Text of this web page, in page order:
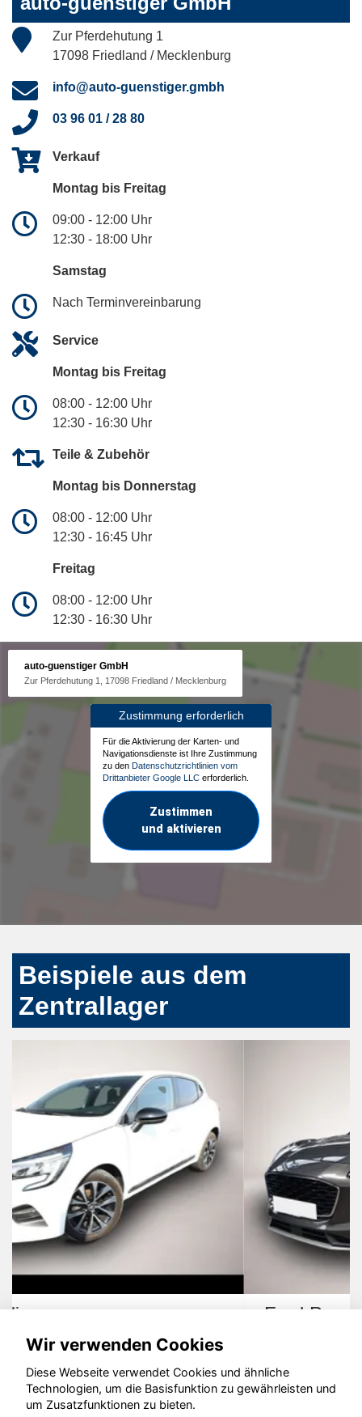
Zur Pferdehutung 1
17098 Friedland / Mecklenburg
info@auto-guenstiger.gmbh
03 96 01 / 28 80
Verkauf
Montag bis Freitag
09:00 - 12:00 Uhr
12:30 - 18:00 Uhr
Samstag
Nach Terminvereinbarung
Service
Montag bis Freitag
08:00 - 12:00 Uhr
12:30 - 16:30 Uhr
Teile & Zubehör
Montag bis Donnerstag
08:00 - 12:00 Uhr
12:30 - 16:45 Uhr
Freitag
08:00 - 12:00 Uhr
12:30 - 16:30 Uhr
auto-guenstiger GmbH
Zur Pferdehutung 1, 17098 Friedland / Mecklenburg
Zustimmung erforderlich
Für die Aktivierung der Karten- und
Navigationsdienste ist Ihre Zustimmung
zu den Datenschutzrichtlinien vom
Drittanbieter Google LLC erforderlich.
Zustimmen
und aktivieren
Beispiele aus dem
Zentrallager
© konjunkturmotor.de GmbH 2020 - 2026
Wir verwenden Cookies
Diese Webseite verwendet Cookies und ähnliche
Technologien, um die Basisfunktion zu gewährleisten und
um Zusatzfunktionen zu bieten.